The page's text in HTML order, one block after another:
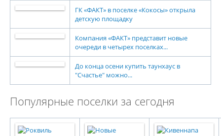
ГК «ФАКТ» в поселке «Кокосы» открыла
детскую площадку
Компания «ФАКТ» представит новые
очереди в четырех поселках...
До конца осени купить таунхаус в
"Счастье" можно...
Популярные поселки за сегодня